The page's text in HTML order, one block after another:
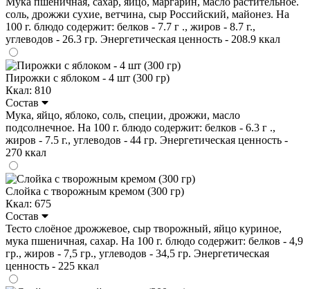
соль, дрожжи сухие, ветчина, сыр Российский, майонез. На
100 г. блюдо содержит: белков - 7.7 г ., жиров - 8.7 г.,
углеводов - 26.3 гр. Энергетическая ценность - 208.9 ккал
Пирожки с яблоком - 4 шт (300 гр)
Ккал: 810
Состав
Мука, яйцо, яблоко, соль, специи, дрожжи, масло
подсолнечное. На 100 г. блюдо содержит: белков - 6.3 г .,
жиров - 7.5 г., углеводов - 44 гр. Энергетическая ценность -
270 ккал
Слойка с творожным кремом (300 гр)
Ккал: 675
Состав
Тесто слоёное дрожжевое, сыр творожный, яйцо куриное,
мука пшеничная, сахар. На 100 г. блюдо содержит: белков - 4,9
гр., жиров - 7,5 гр., углеводов - 34,5 гр. Энергетическая
ценность - 225 ккал